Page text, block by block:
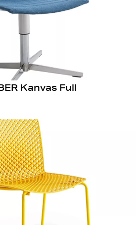
Kanvas Full